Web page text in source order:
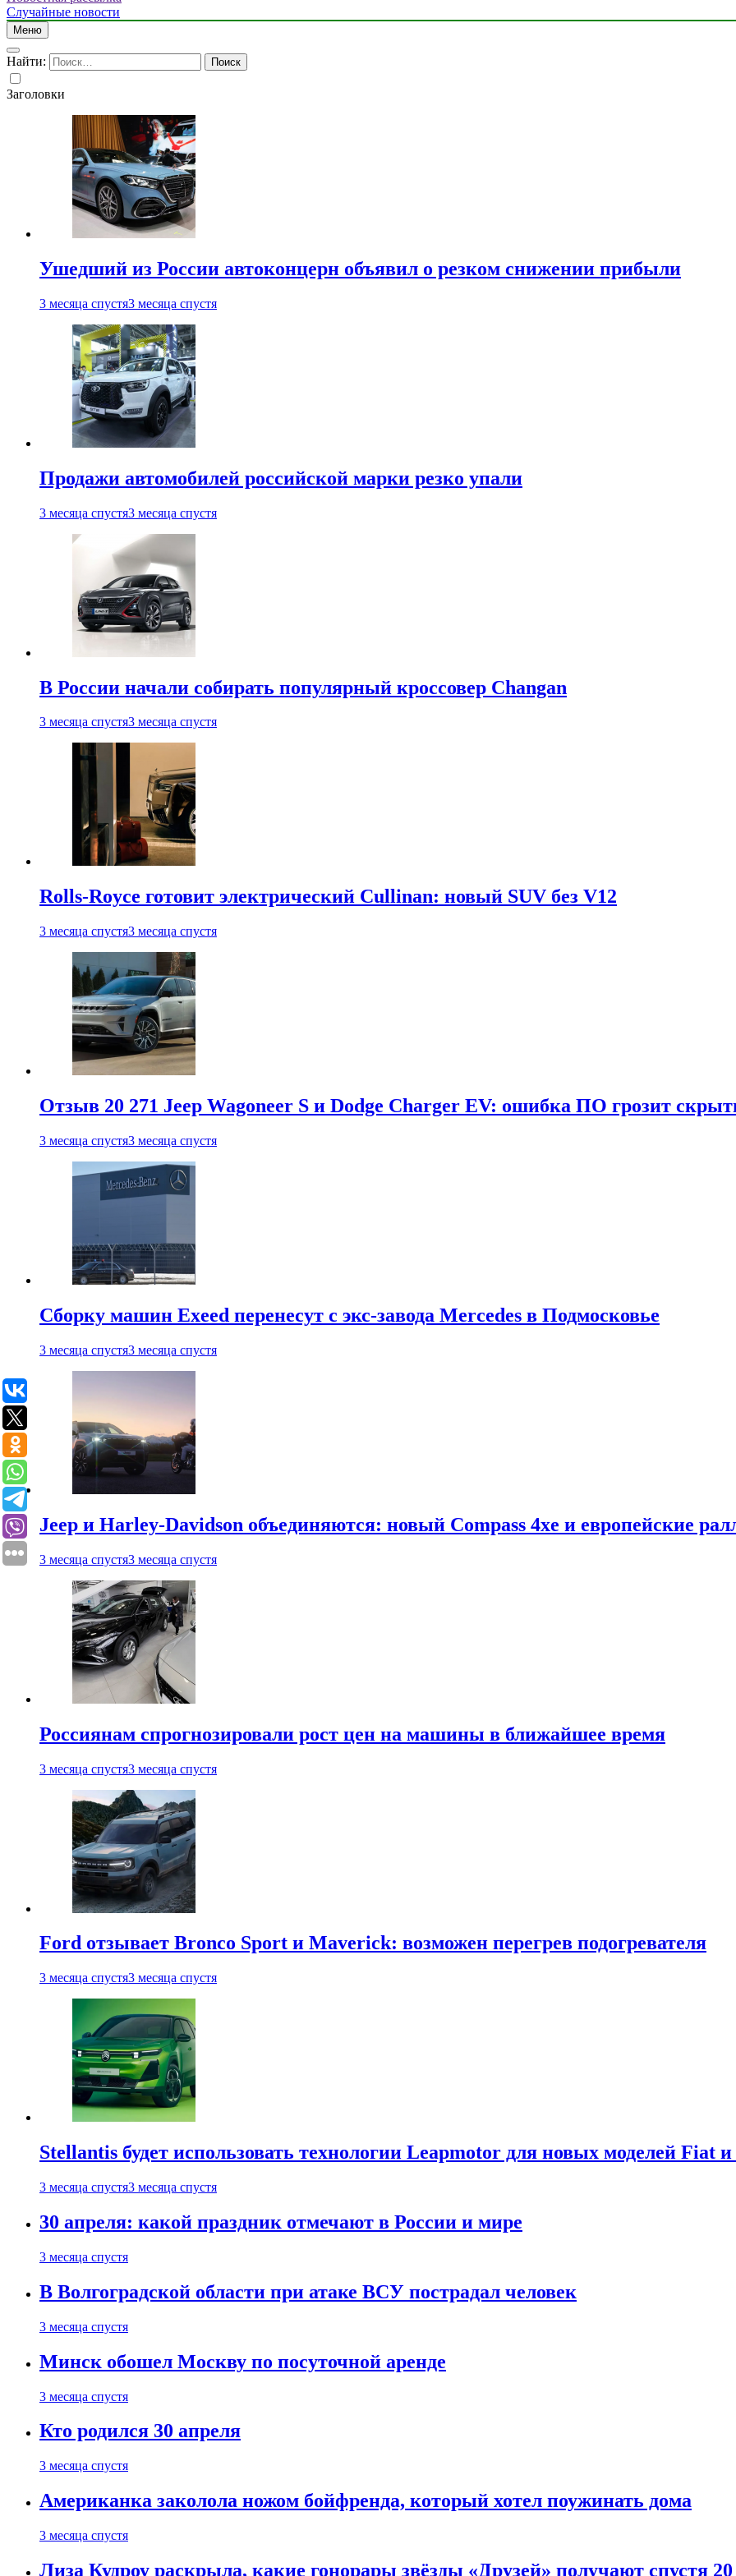
Случайные новости
Меню
Найти:
Заголовки
Ушедший из России автоконцерн объявил о резком снижении прибыли
3 месяца спустя3 месяца спустя
Продажи автомобилей российской марки резко упали
3 месяца спустя3 месяца спустя
В России начали собирать популярный кроссовер Changan
3 месяца спустя3 месяца спустя
Rolls-Royce готовит электрический Cullinan: новый SUV без V12
3 месяца спустя3 месяца спустя
Отзыв 20 271 Jeep Wagoneer S и Dodge Charger EV: ошибка ПО грозит
3 месяца спустя3 месяца спустя
Сборку машин Exeed перенесут с экс-завода Mercedes в Подмосковье
3 месяца спустя3 месяца спустя
Jeep и Harley-Davidson объединяются: новый Compass 4xe и европейские
3 месяца спустя3 месяца спустя
Россиянам спрогнозировали рост цен на машины в ближайшее время
3 месяца спустя3 месяца спустя
Ford отзывает Bronco Sport и Maverick: возможен перегрев подогревателя
3 месяца спустя3 месяца спустя
Stellantis будет использовать технологии Leapmotor для новых моделей Fiat
3 месяца спустя3 месяца спустя
30 апреля: какой праздник отмечают в России и мире
3 месяца спустя
В Волгоградской области при атаке ВСУ пострадал человек
3 месяца спустя
Минск обошел Москву по посуточной аренде
3 месяца спустя
Кто родился 30 апреля
3 месяца спустя
Американка заколола ножом бойфренда, который хотел поужинать дома
3 месяца спустя
Лиза Кудроу раскрыла, какие гонорары звёзды «Друзей» получают спустя